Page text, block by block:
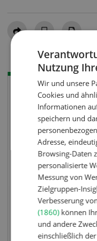
Teilen
Wettbewerb
07-08/
Nutzung
Wir und unsere
Cookies und
Informationen
speichern und
Adresse,
Browsing-Daten
personalisierte
Messung von
Zielgruppen-
Verbesserung
(1860)können
und andere
einschließlich